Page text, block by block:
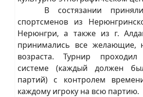
В состязании приняли
спортсменов из
Нерюнгри, а также из г.
принимались все желающие,
возраста. Турнир
системе (каждый должен
партий) с контролем
каждому игроку на всю партию.